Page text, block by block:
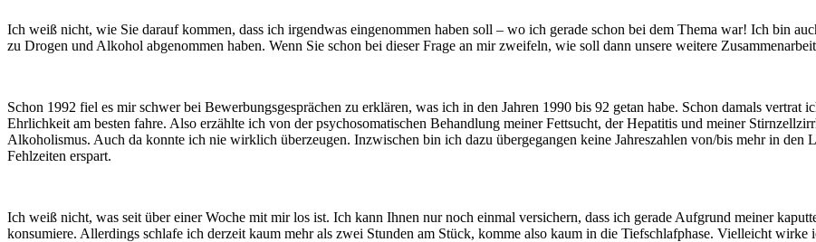
Ich weiß nicht, wie Sie darauf kommen, dass ich irgendwas eingenommen haben soll – wo ich gerade schon bei dem Thema war! Ich bin
zu Drogen und Alkohol abgenommen haben. Wenn Sie schon bei dieser Frage an mir zweifeln, wie soll dann unsere weitere
Schon 1992 fiel es mir schwer bei Bewerbungsgesprächen zu erklären, was ich in den Jahren 1990 bis 92 getan habe. Schon damals vertrat
Ehrlichkeit am besten fahre. Also erzählte ich von der psychosomatischen Behandlung meiner Fettsucht, der Hepatitis und meiner
Alkoholismus. Auch da konnte ich nie wirklich überzeugen. Inzwischen bin ich dazu übergegangen keine Jahreszahlen von/bis mehr in
Fehlzeiten erspart.
Ich weiß nicht, was seit über einer Woche mit mir los ist. Ich kann Ihnen nur noch einmal versichern, dass ich gerade Aufgrund meiner
konsumiere. Allerdings schlafe ich derzeit kaum mehr als zwei Stunden am Stück, komme also kaum in die Tiefschlafphase. Vielleicht wirke